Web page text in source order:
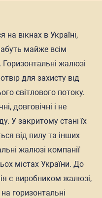
на вікнах в Україні,
майже всім
Горизонтальні жалюзі
для захисту від
світлового потоку.
довговічні і не
У закритому стані їх
від пилу та інших
жалюзі компанії
містах України. До
є виробником жалюзі,
горизонтальні